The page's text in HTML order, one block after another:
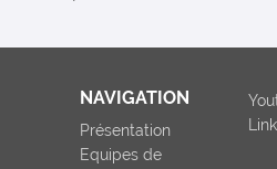
NAVIGATION
Présentation
Equipes de